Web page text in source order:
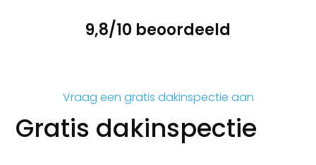
9,8/10 beoordeeld
Vraag een gratis dakinspectie aan
Gratis dakinspectie